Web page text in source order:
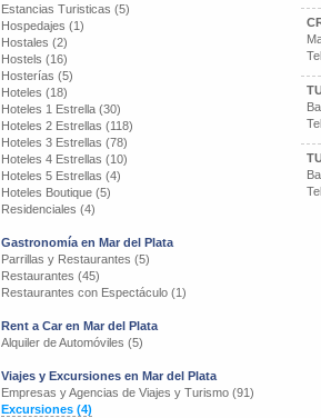
Estancias Turisticas (5)
Hospedajes (1)
Hostales (2)
Hostels (16)
Hosterías (5)
Hoteles (18)
Hoteles 1 Estrella (30)
Hoteles 2 Estrellas (118)
Hoteles 3 Estrellas (78)
Hoteles 4 Estrellas (10)
Hoteles 5 Estrellas (4)
Hoteles Boutique (5)
Residenciales (4)
Gastronomía en Mar del Plata
Parrillas y Restaurantes (5)
Restaurantes (45)
Restaurantes con Espectáculo (1)
Rent a Car en Mar del Plata
Alquiler de Automóviles (5)
Viajes y Excursiones en Mar del Plata
Empresas y Agencias de Viajes y Turismo (91)
Excursiones (4)